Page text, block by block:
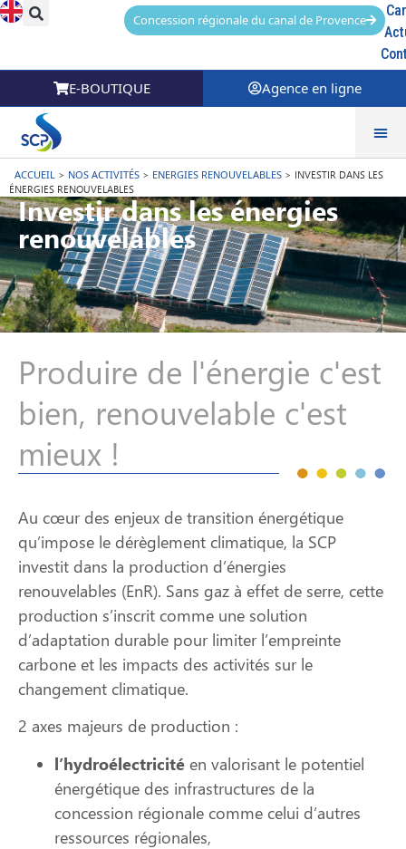
Concession régionale du canal de Provence
E-BOUTIQUE Agence en ligne
ACCUEIL > NOS ACTIVITÉS > ENERGIES RENOUVELABLES > INVESTIR DANS LES
ÉNERGIES RENOUVELABLES
Investir dans les énergies
renouvelables
Produire de l'énergie c'est
bien, renouvelable c'est
mieux !
Au cœur des enjeux de transition énergétique
qu’impose le dérèglement climatique, la SCP
investit dans la production d’énergies
renouvelables (EnR). Sans gaz à effet de serre, cette
production s’inscrit comme une solution
d’adaptation durable pour limiter l’empreinte
carbone et les impacts des activités sur le
changement climatique.
2 axes majeurs de production :
l’hydroélectricité en valorisant le potentiel
énergétique des infrastructures de la
concession régionale comme celui d’autres
ressources régionales,